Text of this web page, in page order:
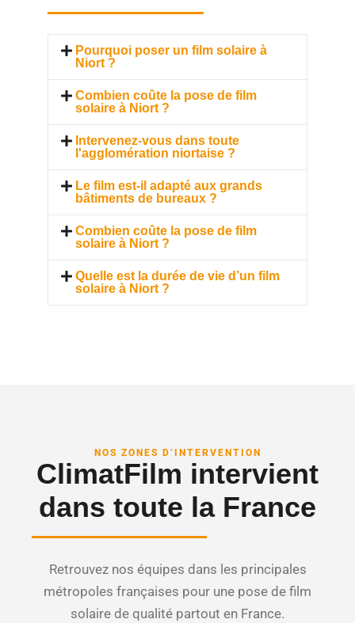
Pourquoi poser un film solaire à
Niort ?
Combien coûte la pose de film
solaire à Niort ?
Intervenez-vous dans toute
l'agglomération niortaise ?
Le film est-il adapté aux grands
bâtiments de bureaux ?
Combien coûte la pose de film
solaire à Niort ?
Quelle est la durée de vie d’un film
solaire à Niort ?
NOS ZONES D’INTERVENTION
ClimatFilm intervient
dans toute la France
Retrouvez nos équipes dans les principales
métropoles françaises pour une pose de film
solaire de qualité partout en France.